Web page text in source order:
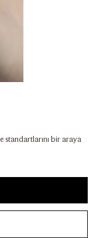
standartlarını bir araya